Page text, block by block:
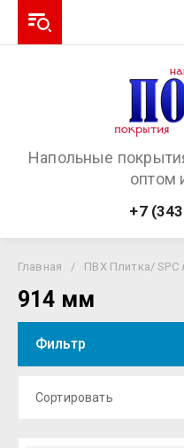
Напольные
оптом
+7
Главная / ПВХ Плитка/ SPC
914 мм
Фильтр
Сортировать